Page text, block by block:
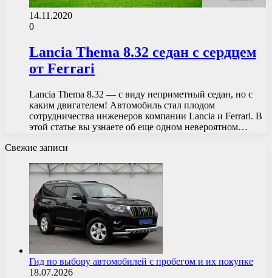
14.11.2020
0
Lancia Thema 8.32 седан с сердцем
от Ferrari
Lancia Thema 8.32 — с виду неприметный седан, но с
каким двигателем! Автомобиль стал плодом
сотрудничества инженеров компании Lancia и Ferrari. В
этой статье вы узнаете об еще одном невероятном…
Свежие записи
Гид по выбору автомобилей с пробегом и их покупке
18.07.2026